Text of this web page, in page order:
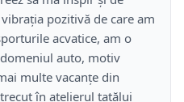
pozitivă de care am
acvatice, am o
auto, motiv
multe vacanțe din
în atelierul tatălui